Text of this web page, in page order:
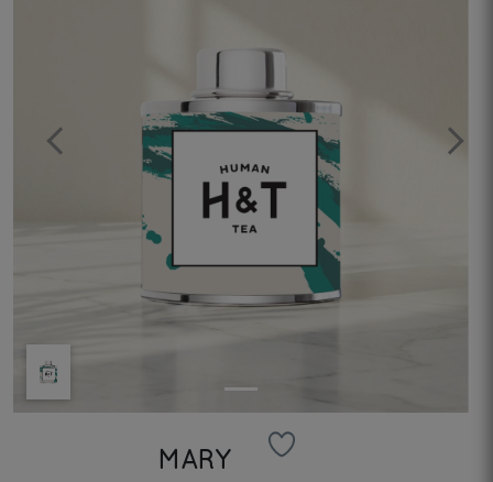
Previous Next
MARY